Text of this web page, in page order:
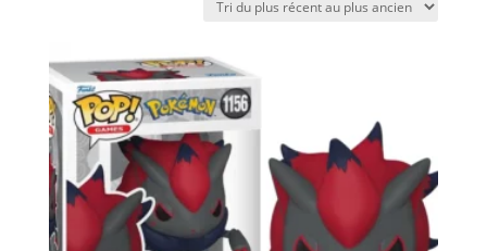
au
plus
ancien